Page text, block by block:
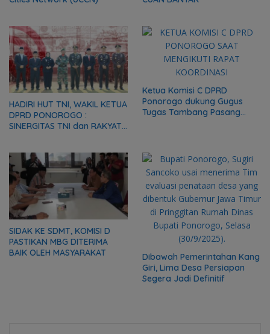
HADIRI HUT TNI, WAKIL KETUA
DPRD PONOROGO :
SINERGITAS TNI dan RAKYAT
Ketua Komisi C DPRD
Ponorogo dukung Gugus
Tugas Tambang Pasang
SIDAK KE SDMT, KOMISI D
PASTIKAN MBG DITERIMA
BAIK OLEH MASYARAKAT
Dibawah Pemerintahan Kang
Giri, Lima Desa Persiapan
Segera Jadi Definitif